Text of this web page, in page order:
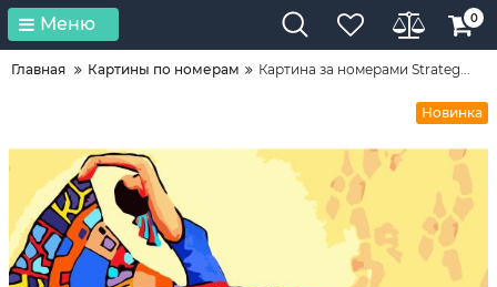
Меню 0
Главная Картины по номерам Картина за номерами Strateg...
Новинка